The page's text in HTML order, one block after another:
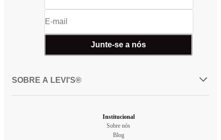
Junte-se a nós
SOBRE A LEVI'S®
Institucional
Sobre nós
Blog